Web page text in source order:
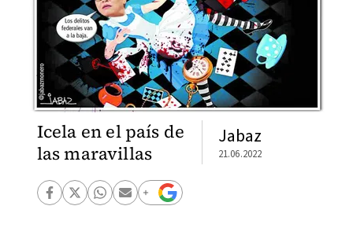
Icela en el país de
las maravillas
Jabaz
21.06.2022